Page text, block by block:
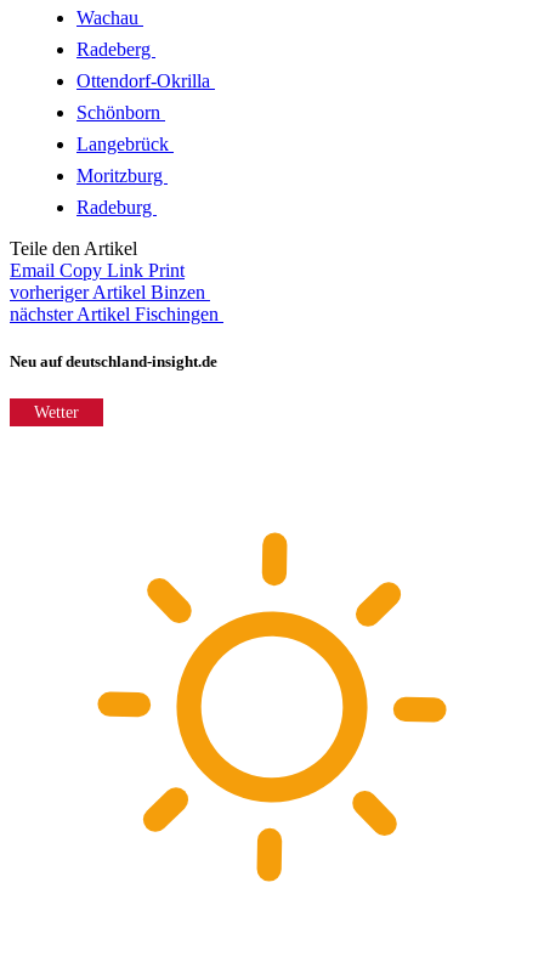
Wachau
Radeberg
Ottendorf-Okrilla
Schönborn
Langebrück
Moritzburg
Radeburg
Teile den Artikel
Email Copy Link Print
vorheriger Artikel Binzen
nächster Artikel Fischingen
Neu auf deutschland-insight.de
Wetter